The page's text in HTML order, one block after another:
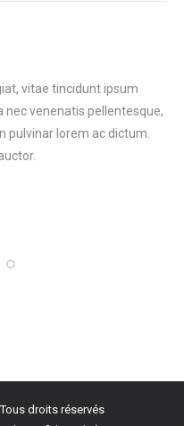
vitae tincidunt ipsum
venenatis pellentesque,
pulvinar lorem ac dictum.
droits réservés